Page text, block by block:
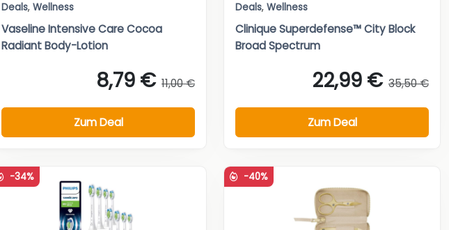
Deals, Wellness
Vaseline Intensive Care Cocoa
Radiant Body-Lotion
8,79 € 11,00 €
Zum Deal
Deals, Wellness
Clinique Superdefense™ City Block
Broad Spectrum
22,99 € 35,50 €
Zum Deal
-34% -40%